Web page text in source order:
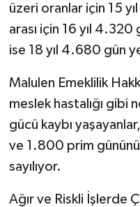
üzeri oranlar için 15
arası için 16 yıl
ise 18 yıl 4.680 gün
Malulen Emeklilik
meslek hastalığı gibi
gücü kaybı
ve 1.800 prim
sayılıyor.
Ağır ve Riskli İşlerde